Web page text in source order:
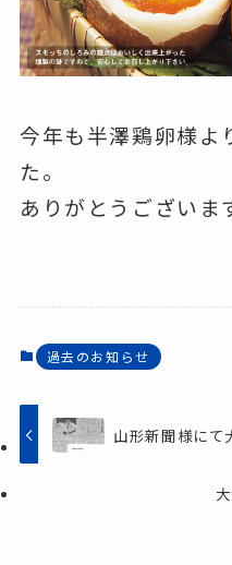
今年も半澤鶏卵様よ
た。
ありがとうございま
過去のお知らせ
山形新聞様にて